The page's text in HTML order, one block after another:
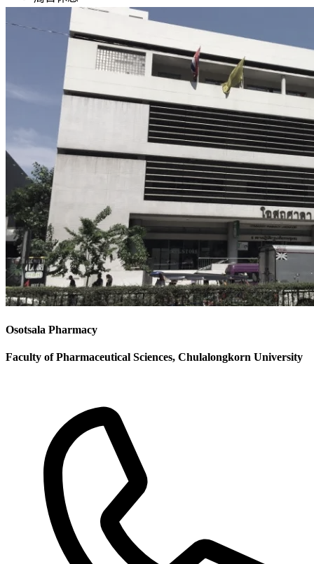
Osotsala Pharmacy
Faculty of Pharmaceutical Sciences, Chulalongkorn University